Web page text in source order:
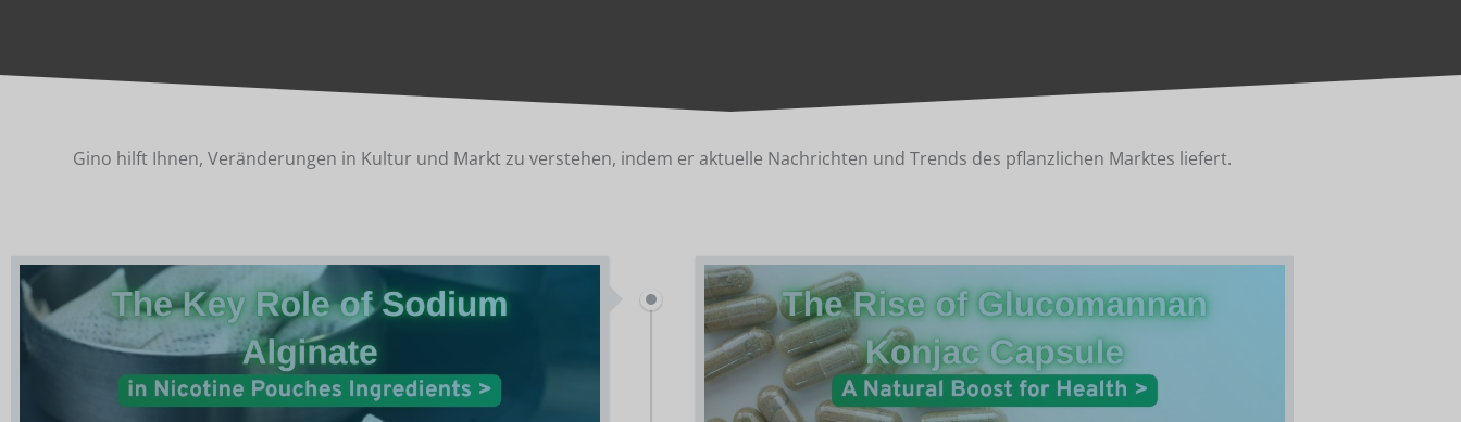
Gino hilft Ihnen, Veränderungen in Kultur und Markt zu verstehen, indem er aktuelle Nachrichten und Trends des pflanzlichen Marktes liefert.